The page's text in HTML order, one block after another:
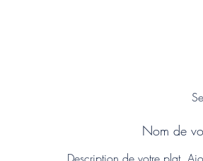
Nom de